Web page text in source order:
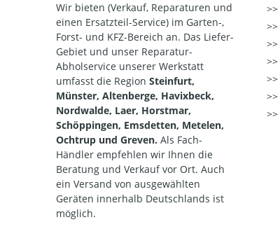
Wir bieten (Verkauf, Reparaturen und
einen Ersatzteil-Service) im Garten-,
Forst- und KFZ-Bereich an. Das Liefer-
Gebiet und unser Reparatur-
Abholservice unserer Werkstatt
umfasst die Region Steinfurt,
Münster, Altenberge, Havixbeck,
Nordwalde, Laer, Horstmar,
Schöppingen, Emsdetten, Metelen,
Ochtrup und Greven. Als Fach-
Händler empfehlen wir Ihnen die
Beratung und Verkauf vor Ort. Auch
ein Versand von ausgewählten
Geräten innerhalb Deutschlands ist
möglich.